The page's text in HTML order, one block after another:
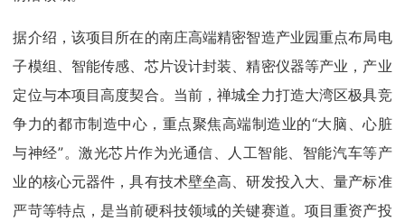
据介绍，该项目所在的南庄高端精密智造产业园重点布局电
子模组、智能传感、芯片设计封装、精密仪器等产业，产业
定位与本项目高度契合。当前，禅城全力打造大湾区极具竞
争力的都市制造中心，重点聚焦高端制造业的“大脑、心脏
与神经”。激光芯片作为光通信、人工智能、智能汽车等产
业的核心元器件，具有技术壁垒高、研发投入大、量产标准
严苛等特点，是当前硬科技领域的关键赛道。项目重资产投